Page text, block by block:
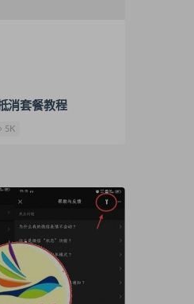
消套餐教程
5K